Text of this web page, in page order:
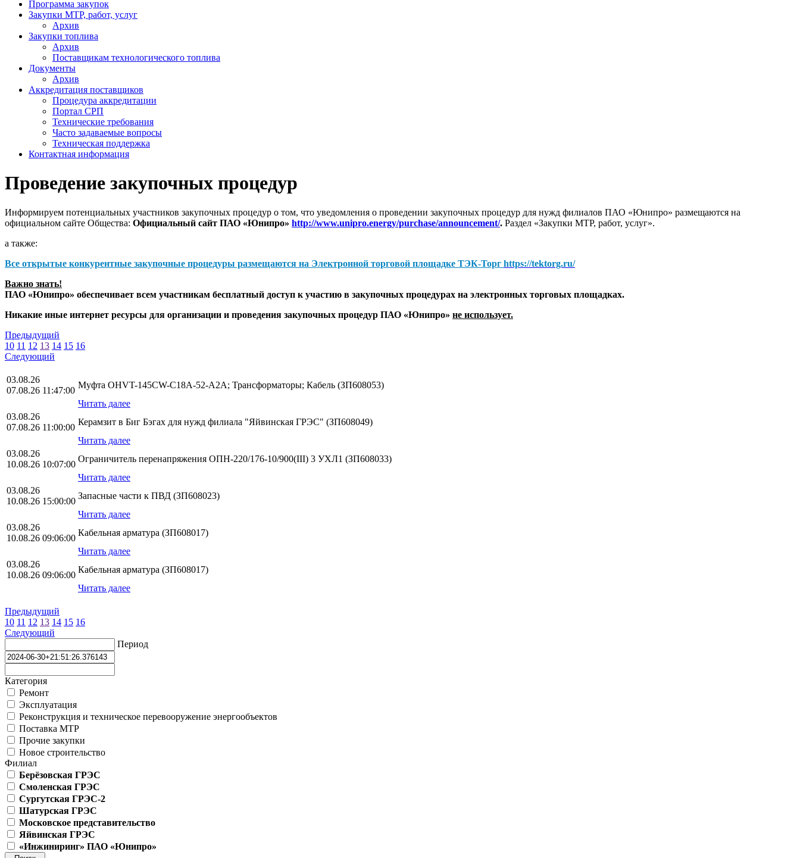
Программа закупок
Закупки МТР, работ, услуг
Архив
Закупки топлива
Архив
Поставщикам технологического топлива
Документы
Архив
Аккредитация поставщиков
Процедура аккредитации
Портал СРП
Технические требования
Часто задаваемые вопросы
Техническая поддержка
Контактная информация
Проведение закупочных процедур
Информируем потенциальных участников закупочных процедур о том, что уведомления о проведении закупочных процедур для нужд филиалов ПАО «Юнипро» размещаются на
официальном сайте Общества: Официальный сайт ПАО «Юнипро» http://www.unipro.energy/purchase/announcement/. Раздел «Закупки МТР, работ, услуг».
а также:
Все открытые конкурентные закупочные процедуры размещаются на Электронной торговой площадке ТЭК-Торг https://tektorg.ru/
Важно знать!
ПАО «Юнипро» обеспечивает всем участникам бесплатный доступ к участию в закупочных процедурах на электронных торговых площадках.
Никакие иные интернет ресурсы для организации и проведения закупочных процедур ПАО «Юнипро» не использует.
Предыдущий
10 11 12 13 14 15 16
Следующий
03.08.26
07.08.26 11:47:00
Муфта OHVT-145CW-C18A-52-A2A; Трансформаторы; Кабель (ЗП608053)
Читать далее
03.08.26
07.08.26 11:00:00
Керамзит в Биг Бэгах для нужд филиала "Яйвинская ГРЭС" (ЗП608049)
Читать далее
03.08.26
10.08.26 10:07:00
Ограничитель перенапряжения ОПН-220/176-10/900(III) 3 УХЛ1 (ЗП608033)
Читать далее
03.08.26
10.08.26 15:00:00
Запасные части к ПВД (ЗП608023)
Читать далее
03.08.26
10.08.26 09:06:00
Кабельная арматура (ЗП608017)
Читать далее
03.08.26
10.08.26 09:06:00
Кабельная арматура (ЗП608017)
Читать далее
Предыдущий
10 11 12 13 14 15 16
Следующий
Период
Категория
Ремонт
Эксплуатация
Реконструкция и техническое перевооружение энергообъектов
Поставка МТР
Прочие закупки
Новое строительство
Филиал
Берёзовская ГРЭС
Смоленская ГРЭС
Сургутская ГРЭС-2
Шатурская ГРЭС
Московское представительство
Яйвинская ГРЭС
«Инжиниринг» ПАО «Юнипро»